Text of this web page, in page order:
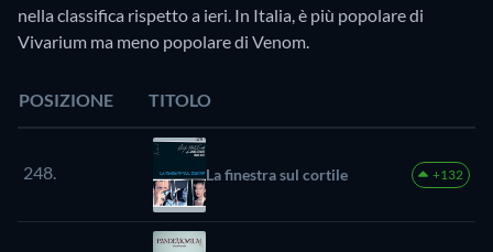
nella classifica rispetto a ieri. In Italia, è più popolare di
Vivarium ma meno popolare di Venom.
POSIZIONE TITOLO
248. La finestra sul cortile +132